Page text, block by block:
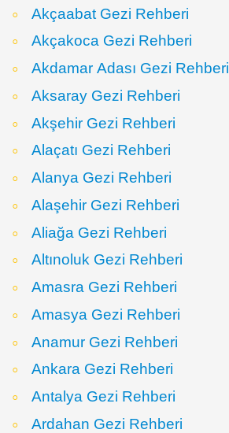
Akçaabat Gezi Rehberi
Akçakoca Gezi Rehberi
Akdamar Adası Gezi Rehberi
Aksaray Gezi Rehberi
Akşehir Gezi Rehberi
Alaçatı Gezi Rehberi
Alanya Gezi Rehberi
Alaşehir Gezi Rehberi
Aliağa Gezi Rehberi
Altınoluk Gezi Rehberi
Amasra Gezi Rehberi
Amasya Gezi Rehberi
Anamur Gezi Rehberi
Ankara Gezi Rehberi
Antalya Gezi Rehberi
Ardahan Gezi Rehberi